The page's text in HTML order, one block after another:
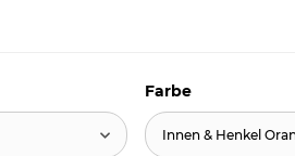
Farbe
Innen & Henkel